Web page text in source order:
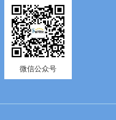
微信公众号